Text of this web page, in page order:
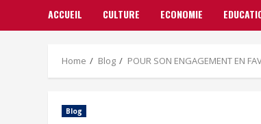
ACCUEIL CULTURE ECONOMIE
Home Blog POUR SON ENGAGEMENT EN
Blog